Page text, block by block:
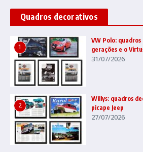
Quadros decorativos
1
VW Polo:
gerações e o
31/07/2026
2
Willys: quadros
picape Jeep
27/07/2026